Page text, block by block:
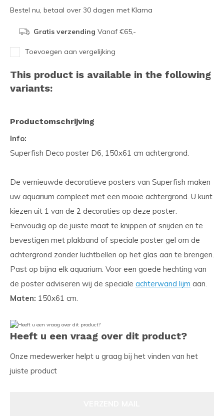
Bestel nu, betaal over 30 dagen met Klarna
Gratis verzending Vanaf €65,-
Toevoegen aan vergelijking
This product is available in the following
variants:
Productomschrijving
Info:
Superfish Deco poster D6, 150x61 cm achtergrond.
De vernieuwde decoratieve posters van Superfish maken
uw aquarium compleet met een mooie achtergrond. U kunt
kiezen uit 1 van de 2 decoraties op deze poster.
Eenvoudig op de juiste maat te knippen of snijden en te
bevestigen met plakband of speciale poster gel om de
achtergrond zonder luchtbellen op het glas aan te brengen.
Past op bijna elk aquarium. Voor een goede hechting van
de poster adviseren wij de speciale achterwand lijm aan.
Maten: 150x61 cm.
Heeft u een vraag over dit product?
Onze medewerker helpt u graag bij het vinden van het
juiste product